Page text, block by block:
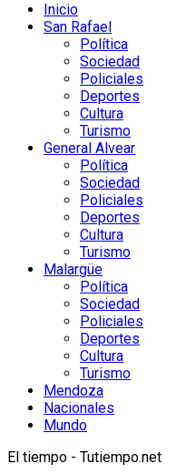
Inicio
San Rafael
Política
Sociedad
Policiales
Deportes
Cultura
Turismo
General Alvear
Política
Sociedad
Policiales
Deportes
Cultura
Turismo
Malargüe
Política
Sociedad
Policiales
Deportes
Cultura
Turismo
Mendoza
Nacionales
Mundo
El tiempo - Tutiempo.net